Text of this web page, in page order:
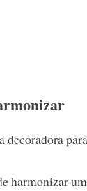
decoradora
harmonizar